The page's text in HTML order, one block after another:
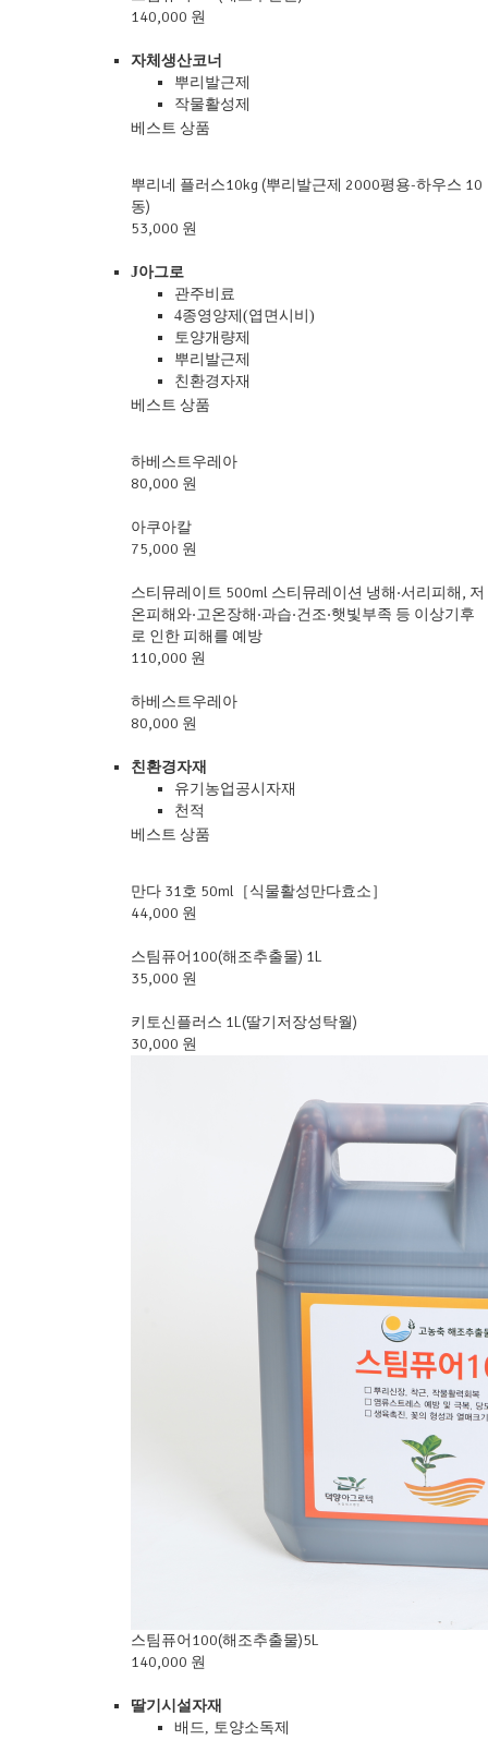
140,000 원
자체생산코너
뿌리발근제
작물활성제
베스트 상품
뿌리네 플러스10kg (뿌리발근제 2000평용-하우스 10
동)
53,000 원
J아그로
관주비료
4종영양제(엽면시비)
토양개량제
뿌리발근제
친환경자재
베스트 상품
하베스트우레아
80,000 원
아쿠아칼
75,000 원
스티뮤레이트 500ml 스티뮤레이션 냉해·서리피해, 저
온피해와·고온장해·과습·건조·햇빛부족 등 이상기후
로 인한 피해를 예방
110,000 원
하베스트우레아
80,000 원
친환경자재
유기농업공시자재
천적
베스트 상품
만다 31호 50ml［식물활성만다효소］
44,000 원
스팀퓨어100(해조추출물) 1L
35,000 원
키토신플러스 1L(딸기저장성탁월)
30,000 원
스팀퓨어100(해조추출물)5L
140,000 원
딸기시설자재
배드, 토양소독제